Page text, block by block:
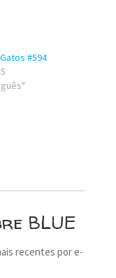
#594
BLUE
recentes por e-